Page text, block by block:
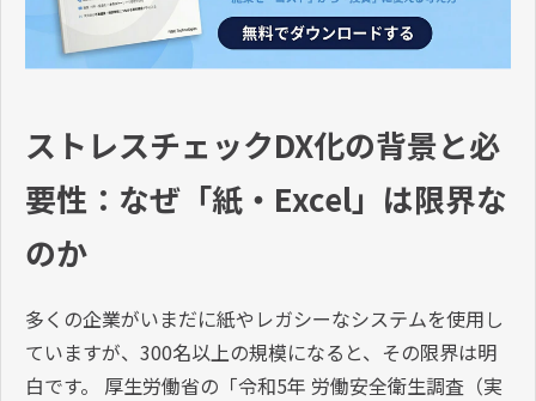
ストレスチェックDX化の背景と必
要性：なぜ「紙・Excel」は限界な
のか
多くの企業がいまだに紙やレガシーなシステムを使用し
ていますが、300名以上の規模になると、その限界は明
白です。 厚生労働省の「令和5年 労働安全衛生調査（実